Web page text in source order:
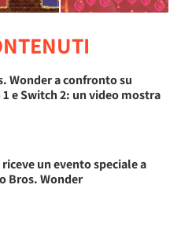
Wonder a confronto su
e Switch 2: un video mostra
un evento speciale a
Bros. Wonder